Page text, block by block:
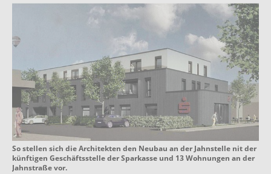
So stellen sich die Architekten den Neubau an der Jahnstelle nit der
künftigen Geschäftsstelle der Sparkasse und 13 Wohnungen an der
Jahnstraße vor.